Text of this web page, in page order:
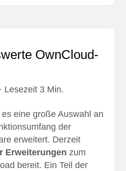
OwnCloud-
· Lesezeit 3 Min.
eine große Auswahl an
der
erweitert. Derzeit
Erweiterungen zum
bereit. Ein Teil der